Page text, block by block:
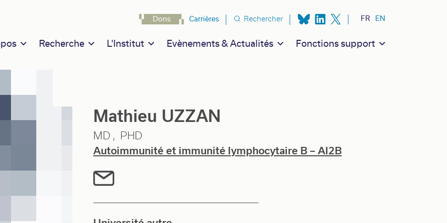
navigation
Recherche L'Institut Evènements & Actualités Fonctions support
Navigation secondaire
Dons Carrières Rechercher FR EN
Mathieu UZZAN
MD
PHD
Autoimmunité et immunité lymphocytaire B – AI2B